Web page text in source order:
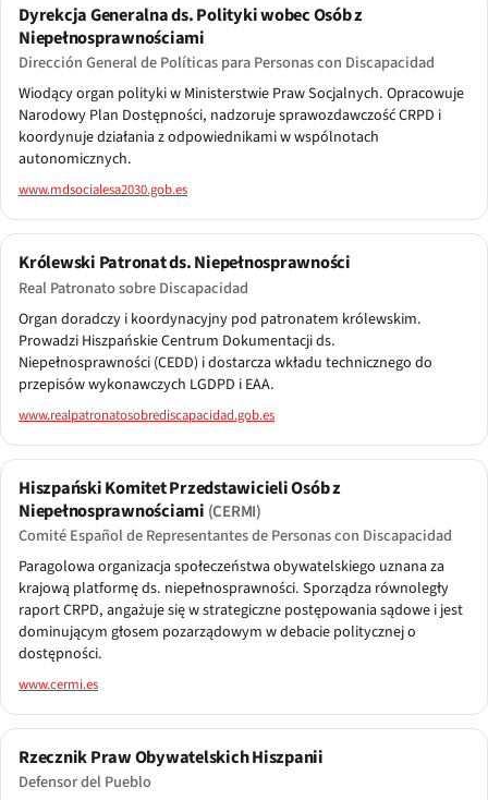
Dyrekcja Generalna ds. Polityki wobec Osób z
Niepełnosprawnościami
Dirección General de Políticas para Personas con Discapacidad
Wiodący organ polityki w Ministerstwie Praw Socjalnych. Opracowuje
Narodowy Plan Dostępności, nadzoruje sprawozdawczość CRPD i
koordynuje działania z odpowiednikami w wspólnotach
autonomicznych.
www.mdsocialesa2030.gob.es
Królewski Patronat ds. Niepełnosprawności
Real Patronato sobre Discapacidad
Organ doradczy i koordynacyjny pod patronatem królewskim.
Prowadzi Hiszpańskie Centrum Dokumentacji ds.
Niepełnosprawności (CEDD) i dostarcza wkładu technicznego do
przepisów wykonawczych LGDPD i EAA.
www.realpatronatosobrediscapacidad.gob.es
Hiszpański Komitet Przedstawicieli Osób z
Niepełnosprawnościami (CERMI)
Comité Español de Representantes de Personas con Discapacidad
Paragolowa organizacja społeczeństwa obywatelskiego uznana za
krajową platformę ds. niepełnosprawności. Sporządza równoległy
raport CRPD, angażuje się w strategiczne postępowania sądowe i jest
dominującym głosem pozarządowym w debacie politycznej o
dostępności.
www.cermi.es
Rzecznik Praw Obywatelskich Hiszpanii
Defensor del Pueblo